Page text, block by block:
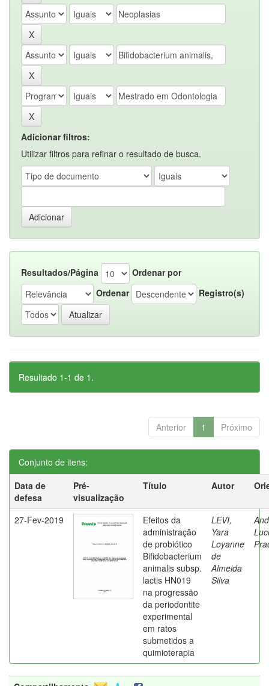
Adicionar filtros:
Utilizar filtros para refinar o resultado de busca.
Resultados/Página
Ordenar por
Ordenar
Registro(s)
Resultado 1-1 de 1.
Anterior 1 Próximo
Conjunto de itens:
Data de
defesa
Pré-
visualização
Título Autor
27-Fev-2019
Efeitos da
administração
de probiótico
Bifidobacterium
animalis subsp.
lactis HN019
na progressão
da periodontite
experimental
em ratos
submetidos a
quimioterapia
LEVI,
Yara
Loyanne
de
Almeida
Silva